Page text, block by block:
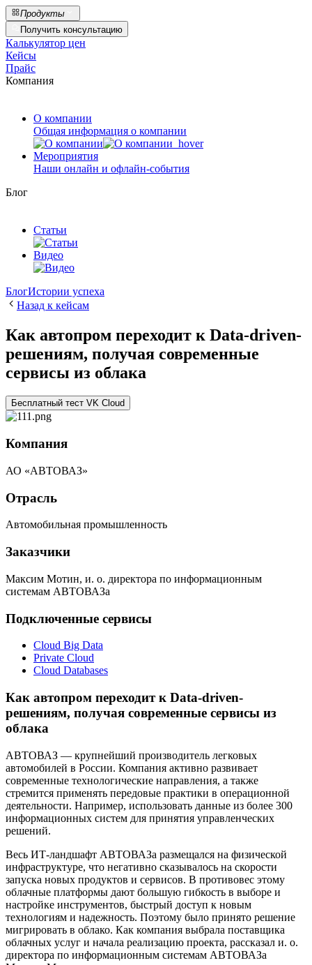
Продукты
Получить консультацию
Калькулятор цен
Кейсы
Прайс
Компания
О компании
Общая информация о компании
Мероприятия
Наши онлайн и офлайн-события
Блог
Статьи
Видео
БлогИстории успеха
Назад к кейсам
Как автопром переходит к Data-driven-
решениям, получая современные
сервисы из облака
Бесплатный тест VK Cloud
Компания
АО «АВТОВАЗ»
Отрасль
Автомобильная промышленность
Заказчики
Максим Мотин, и. о. директора по информационным
системам АВТОВАЗа
Подключенные сервисы
Cloud Big Data
Private Cloud
Cloud Databases
Как автопром переходит к Data-driven-
решениям, получая современные сервисы из
облака
АВТОВАЗ — крупнейший производитель легковых
автомобилей в России. Компания активно развивает
современные технологические направления, а также
стремится применять передовые практики в операционной
деятельности. Например, использовать данные из более 300
информационных систем для принятия управленческих
решений.
Весь ИТ-ландшафт АВТОВАЗа размещался на физической
инфраструктуре, что негативно сказывалось на скорости
запуска новых продуктов и сервисов. В противовес этому
облачные платформы дают большую гибкость в выборе и
настройке инструментов, быстрый доступ к новым
технологиям и надежность. Поэтому было принято решение
мигрировать в облако. Как компания выбрала поставщика
облачных услуг и начала реализацию проекта, рассказал и. о.
директора по информационным системам АВТОВАЗа